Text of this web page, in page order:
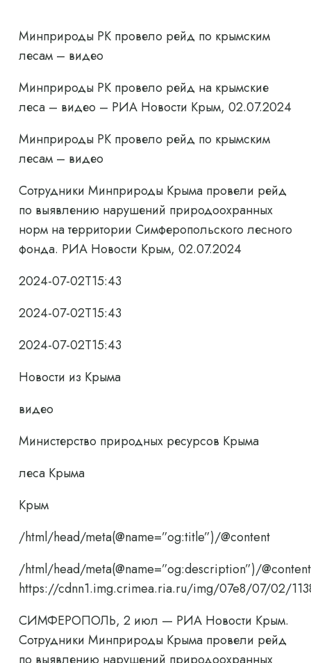
Минприроды РК провело рейд по крымским
лесам – видео
Минприроды РК провело рейд на крымские
леса – видео – РИА Новости Крым, 02.07.2024
Минприроды РК провело рейд по крымским
лесам – видео
Сотрудники Минприроды Крыма провели рейд
по выявлению нарушений природоохранных
норм на территории Симферопольского лесного
фонда. РИА Новости Крым, 02.07.2024
2024-07-02T15:43
2024-07-02T15:43
2024-07-02T15:43
Новости из Крыма
видео
Министерство природных ресурсов Крыма
леса Крыма
Крым
/html/head/meta(@name=”og:title”)/@content
/html/head/meta(@name=”og:description”)/@content
https://cdnn1.img.crimea.ria.ru/img/07e8/07/02/
СИМФЕРОПОЛЬ, 2 июл — РИА Новости Крым.
Сотрудники Минприроды Крыма провели рейд